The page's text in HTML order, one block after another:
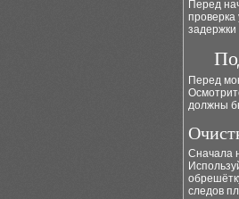
Перед
проверка
задержки
Перед
должны
Сначала
следов